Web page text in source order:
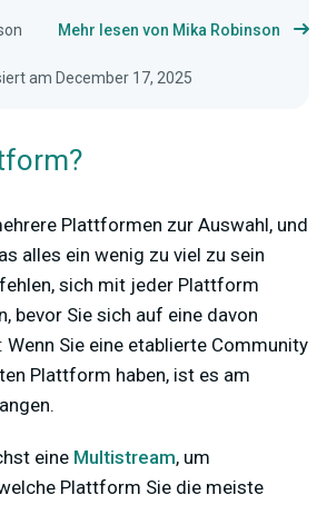
Mehr lesen von Mika Robinson
am December 17, 2025
Plattformen zur Auswahl, und
alles ein wenig zu viel zu sein
sich mit jeder Plattform
bevor Sie sich auf eine davon
Sie eine etablierte Community
Plattform haben, ist es am
eine Multistream, um
Plattform Sie die meiste